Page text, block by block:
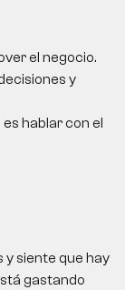
el negocio.
y
hablar con el
y siente que hay
gastando